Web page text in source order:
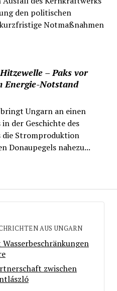
den politischen
Notmaßnahmen
– Paks vor
Energie-Notstand
Ungarn an einen
der Geschichte des
die Stromproduktion
Donaupegels nahezu...
AUS UNGARN
zwischen